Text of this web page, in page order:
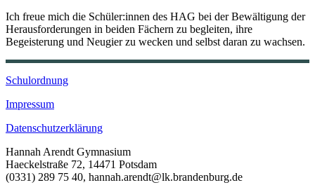
Ich freue mich die Schüler:innen des HAG bei der Bewältigung der
Herausforderungen in beiden Fächern zu begleiten, ihre
Begeisterung und Neugier zu wecken und selbst daran zu wachsen.
Schulordnung
Impressum
Datenschutzerklärung
Hannah Arendt Gymnasium
Haeckelstraße 72, 14471 Potsdam
(0331) 289 75 40, hannah.arendt@lk.brandenburg.de